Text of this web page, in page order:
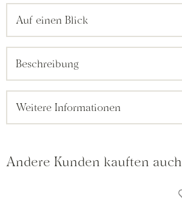
Auf einen Blick
Beschreibung
Weitere Informationen
Andere Kunden kauften auch